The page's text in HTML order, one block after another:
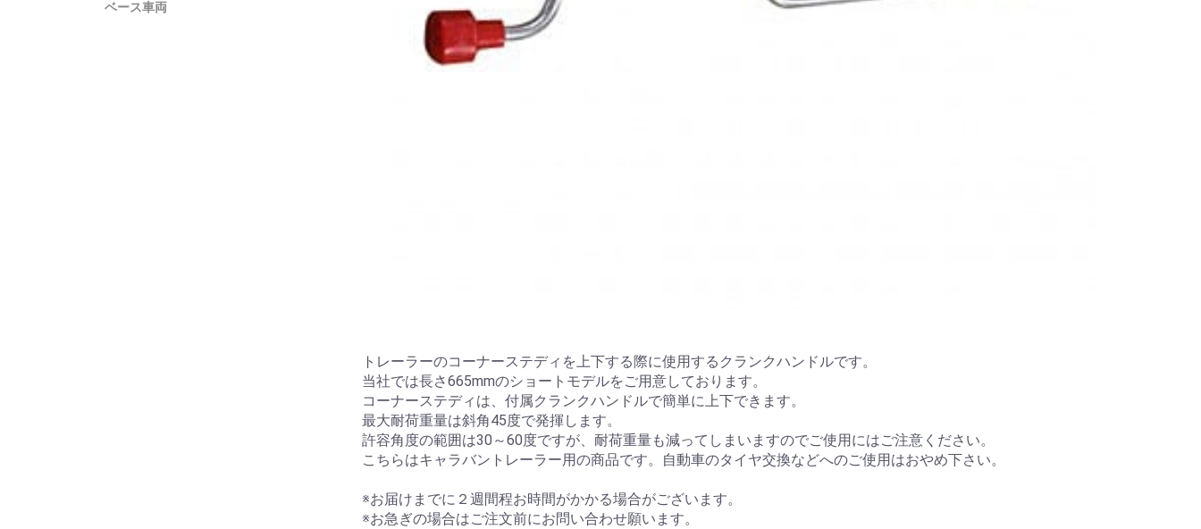
ベース車両
トレーラーのコーナーステディを上下する際に使用するクランクハンドルです。
当社では長さ665mmのショートモデルをご用意しております。
コーナーステディは、付属クランクハンドルで簡単に上下できます。
最大耐荷重量は斜角45度で発揮します。
許容角度の範囲は30～60度ですが、耐荷重量も減ってしまいますのでご使用にはご注意ください。
こちらはキャラバントレーラー用の商品です。自動車のタイヤ交換などへのご使用はおやめ下さい。
※お届けまでに２週間程お時間がかかる場合がございます。
※お急ぎの場合はご注文前にお問い合わせ願います。